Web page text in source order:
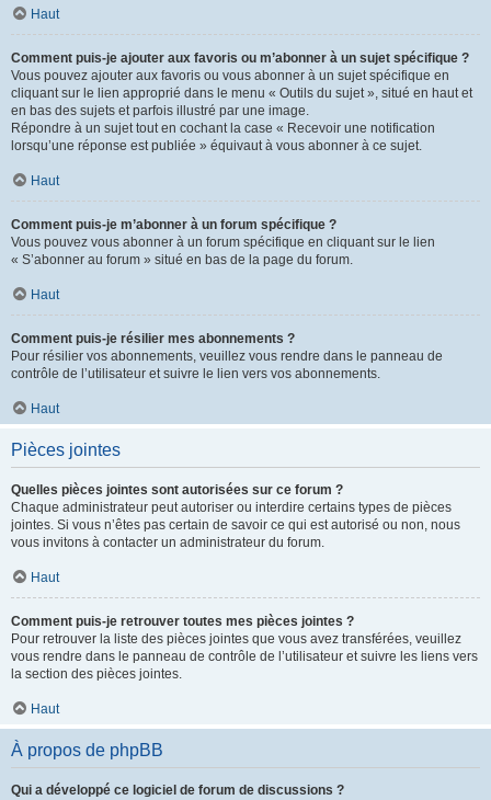
Haut
Comment puis-je ajouter aux favoris ou m’abonner à un sujet spécifique ?
Vous pouvez ajouter aux favoris ou vous abonner à un sujet spécifique en
cliquant sur le lien approprié dans le menu « Outils du sujet », situé en haut et
en bas des sujets et parfois illustré par une image.
Répondre à un sujet tout en cochant la case « Recevoir une notification
lorsqu’une réponse est publiée » équivaut à vous abonner à ce sujet.
Haut
Comment puis-je m’abonner à un forum spécifique ?
Vous pouvez vous abonner à un forum spécifique en cliquant sur le lien
« S’abonner au forum » situé en bas de la page du forum.
Haut
Comment puis-je résilier mes abonnements ?
Pour résilier vos abonnements, veuillez vous rendre dans le panneau de
contrôle de l’utilisateur et suivre le lien vers vos abonnements.
Haut
Pièces jointes
Quelles pièces jointes sont autorisées sur ce forum ?
Chaque administrateur peut autoriser ou interdire certains types de pièces
jointes. Si vous n’êtes pas certain de savoir ce qui est autorisé ou non, nous
vous invitons à contacter un administrateur du forum.
Haut
Comment puis-je retrouver toutes mes pièces jointes ?
Pour retrouver la liste des pièces jointes que vous avez transférées, veuillez
vous rendre dans le panneau de contrôle de l’utilisateur et suivre les liens vers
la section des pièces jointes.
Haut
À propos de phpBB
Qui a développé ce logiciel de forum de discussions ?